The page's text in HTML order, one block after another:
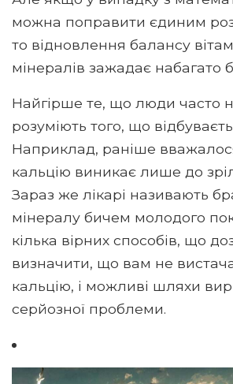
можна поправити єдиним
то відновлення балансу
мінералів зажадає набагато
Найгірше те, що люди часто
розуміють того, що
Наприклад, раніше
кальцію виникає лише до
Зараз же лікарі називають
мінералу бичем молодого
кілька вірних способів, що
визначити, що вам не
кальцію, і можливі шляхи
серйозної проблеми.